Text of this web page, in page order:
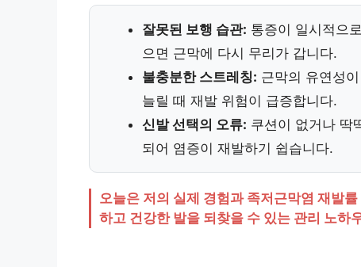
잘못된 보행 습관: 통증이 일시적으
으면 근막에 다시 무리가 갑니다.
불충분한 스트레칭: 근막의 유연성
늘릴 때 재발 위험이 급증합니다.
신발 선택의 오류: 쿠션이 없거나 딱
되어 염증이 재발하기 쉽습니다.
오늘은 저의 실제 경험과 족저근막염 재발
하고 건강한 발을 되찾을 수 있는 관리 노하